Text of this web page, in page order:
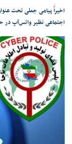
اخیراً پیامی جعلی تحت
اجتماعی نظیر واتس‌آپ در